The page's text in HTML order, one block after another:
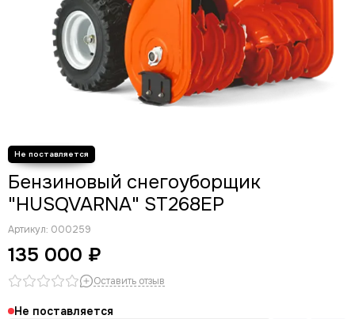
Бензиновый снегоуборщик
"HUSQVARNA" ST268EP
Артикул: 000259
135 000 ₽
Оставить отзыв
Не поставляется